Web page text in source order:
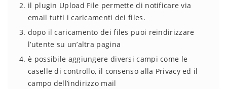
il plugin Upload File permette di notificare via
email tutti i caricamenti dei files.
dopo il caricamento dei files puoi reindirizzare
l’utente su un’altra pagina
è possibile aggiungere diversi campi come le
caselle di controllo, il consenso alla Privacy ed il
campo dell’indirizzo mail